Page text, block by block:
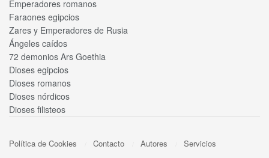
Emperadores romanos
Faraones egipcios
Zares y Emperadores de Rusia
Ángeles caídos
72 demonios Ars Goethia
Dioses egipcios
Dioses romanos
Dioses nórdicos
Dioses filisteos
Política de Cookies Contacto Autores Servicios